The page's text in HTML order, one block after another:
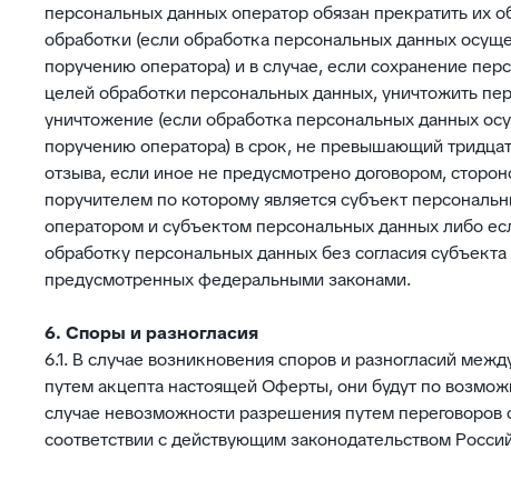
персональных данных оператор обязан прекратить их
обработки (если обработка персональных данных
поручению оператора) и в случае, если сохранение
целей обработки персональных данных, уничтожить
уничтожение (если обработка персональных данных
поручению оператора) в срок, не превышающий
отзыва, если иное не предусмотрено договором,
поручителем по которому является субъект
оператором и субъектом персональных данных либо
обработку персональных данных без согласия
предусмотренных федеральными законами.
6. Споры и разногласия
6.1. В случае возникновения споров и разногласий
путем акцепта настоящей Оферты, они будут по
случае невозможности разрешения путем переговоров
соответствии с действующим законодательством